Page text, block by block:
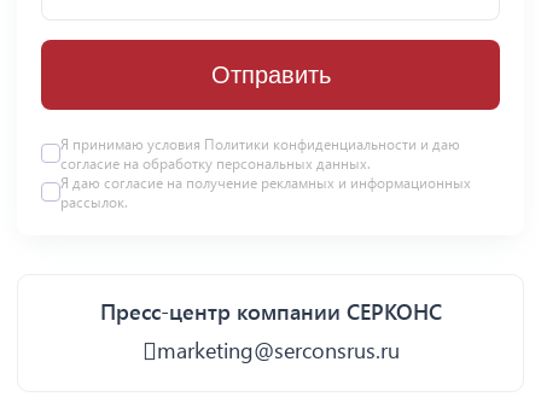
Отправить
Я принимаю условия Политики конфиденциальности и даю
согласие на обработку персональных данных.
Я даю согласие на получение рекламных и информационных
рассылок.
Пресс-центр компании СЕРКОНС
marketing@serconsrus.ru